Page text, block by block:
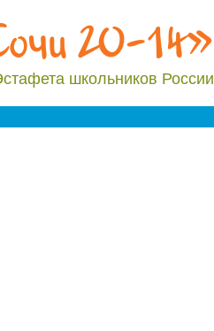
20-14»
школьников России